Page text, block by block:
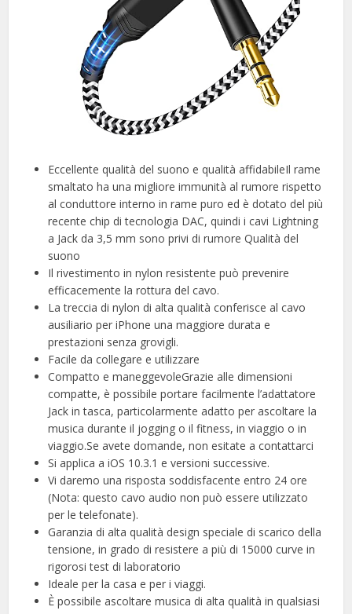
Eccellente qualità del suono e qualità affidabileIl rame
smaltato ha una migliore immunità al rumore rispetto
al conduttore interno in rame puro ed è dotato del più
recente chip di tecnologia DAC, quindi i cavi Lightning
a Jack da 3,5 mm sono privi di rumore Qualità del
suono
Il rivestimento in nylon resistente può prevenire
efficacemente la rottura del cavo.
La treccia di nylon di alta qualità conferisce al cavo
ausiliario per iPhone una maggiore durata e
prestazioni senza grovigli.
Facile da collegare e utilizzare
Compatto e maneggevoleGrazie alle dimensioni
compatte, è possibile portare facilmente l’adattatore
Jack in tasca, particolarmente adatto per ascoltare la
musica durante il jogging o il fitness, in viaggio o in
viaggio.Se avete domande, non esitate a contattarci
Si applica a iOS 10.3.1 e versioni successive.
Vi daremo una risposta soddisfacente entro 24 ore
(Nota: questo cavo audio non può essere utilizzato
per le telefonate).
Garanzia di alta qualità design speciale di scarico della
tensione, in grado di resistere a più di 15000 curve in
rigorosi test di laboratorio
Ideale per la casa e per i viaggi.
È possibile ascoltare musica di alta qualità in qualsiasi